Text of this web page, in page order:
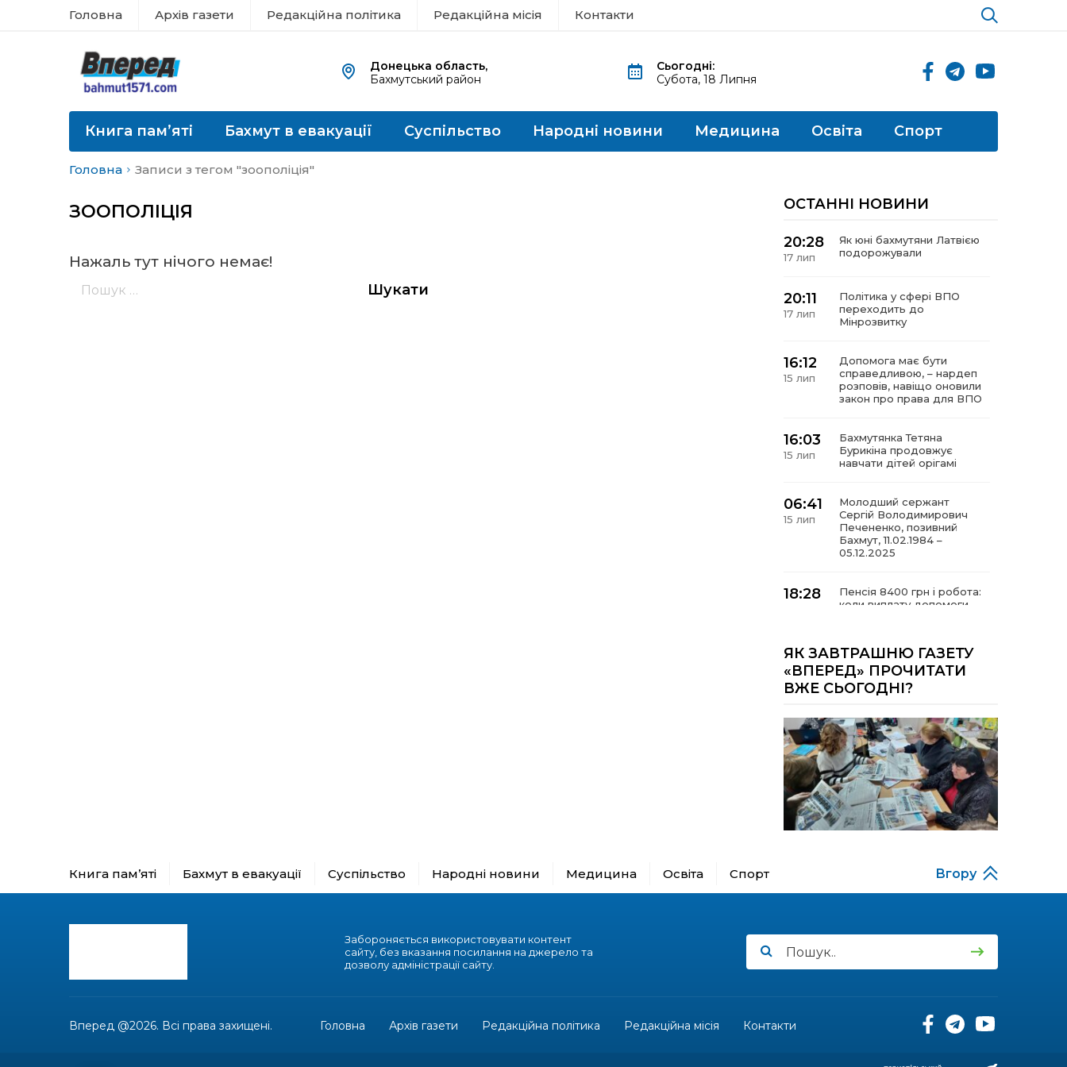
Головна Архів газети Редакційна політика Редакційна місія Контакти
Донецька область,
Бахмутський район
Сьогодні:
Субота, 18 Липня
Книга пам’яті Бахмут в евакуації Суспільство Народні новини Медицина Освіта Спорт
Головна Записи з тегом "зоополіція"
ЗООПОЛІЦІЯ
Нажаль тут нічого немає!
ОСТАННІ НОВИНИ
20:28
17 лип
Як юні бахмутяни Латвією
подорожували
20:11
17 лип
Політика у сфері ВПО
переходить до
Мінрозвитку
16:12
15 лип
Допомога має бути
справедливою, – нардеп
розповів, навіщо оновили
закон про права для ВПО
16:03
15 лип
Бахмутянка Тетяна
Бурикіна продовжує
навчати дітей орігамі
06:41
15 лип
Молодший сержант
Сергій Володимирович
Печененко, позивний
Бахмут, 11.02.1984 –
05.12.2025
18:28
Пенсія 8400 грн і робота:
коли виплату допомоги
18:24
14 лип
В Україні створять
Координаційну раду з
питань ВПО та
за кордону
18:15
14 лип
Бахмутський код на
Гощанщині: коли традиції
єднають громади
17:25
Маленькі бахмутяни у
10 лип
Морські мушлі в техніці
макраме
17:07
10 лип
Бахмутяни вибороли
настільного тенісу
08 лип
Юна бахмутянка Кіра
Радченко долучилася до
унікального інклюзивного
проєкту «КОЛО
ЯК ЗАВТРАШНЮ ГАЗЕТУ
«ВПЕРЕД» ПРОЧИТАТИ
ВЖЕ СЬОГОДНІ?
Книга пам’яті Бахмут в евакуації Суспільство Народні новини Медицина Освіта Спорт Вгору
Забороняється використовувати контент
сайту, без вказання посилання на джерело та
дозволу адміністрації сайту.
Вперед @2026. Всі права захищені. Головна Архів газети Редакційна політика Редакційна місія Контакти